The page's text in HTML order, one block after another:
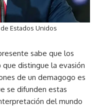
Estados Unidos
sabe que los
distingue la evasión
de un demagogo es
se difunden estas
del mundo